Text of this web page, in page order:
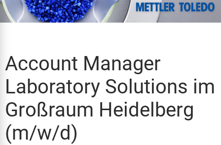
Account Manager
Laboratory Solutions im
Großraum Heidelberg
(m/w/d)